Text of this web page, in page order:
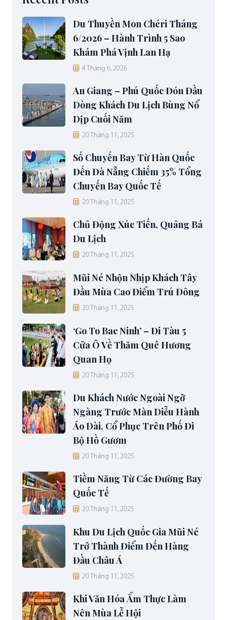
Du Thuyền Mon Chéri Tháng
6/2026 – Hành Trình 5 Sao
Khám Phá Vịnh Lan Hạ
4 Tháng 6, 2026
An Giang – Phú Quốc Đón Đầu
Dòng Khách Du Lịch Bùng Nổ
Dịp Cuối Năm
20 Tháng 11, 2025
Số Chuyến Bay Từ Hàn Quốc
Đến Đà Nẵng Chiếm 35% Tổng
Chuyến Bay Quốc Tế
20 Tháng 11, 2025
Chủ Động Xúc Tiến, Quảng Bá
Du Lịch
20 Tháng 11, 2025
Mũi Né Nhộn Nhịp Khách Tây
Đầu Mùa Cao Điểm Trú Đông
20 Tháng 11, 2025
‘Go To Bac Ninh’ – Đi Tàu 5
Cửa Ô Về Thăm Quê Hương
Quan Họ
20 Tháng 11, 2025
Du Khách Nước Ngoài Ngỡ
Ngàng Trước Màn Diễu Hành
Áo Dài, Cổ Phục Trên Phố Đi
Bộ Hồ Gươm
20 Tháng 11, 2025
Tiềm Năng Từ Các Đường Bay
Quốc Tế
20 Tháng 11, 2025
Khu Du Lịch Quốc Gia Mũi Né
Trở Thành Điểm Đến Hàng
Đầu Châu Á
20 Tháng 11, 2025
Khi Văn Hóa Ẩm Thực Làm
Nên Mùa Lễ Hội